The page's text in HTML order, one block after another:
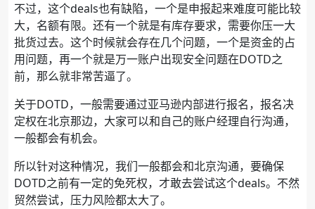
不过，这个deals也有缺陷，一个是申报起来难度可能比较
大，名额有限。还有一个就是有库存要求，需要你压一大
批货过去。这个时候就会存在几个问题，一个是资金的占
用问题，再一个就是万一账户出现安全问题在DOTD之
前，那么就非常苦逼了。
关于DOTD，一般需要通过亚马逊内部进行报名，报名决
定权在北京那边，大家可以和自己的账户经理自行沟通，
一般都会有机会。
所以针对这种情况，我们一般都会和北京沟通，要确保
DOTD之前有一定的免死权，才敢去尝试这个deals。不然
贸然尝试，压力风险都太大了。